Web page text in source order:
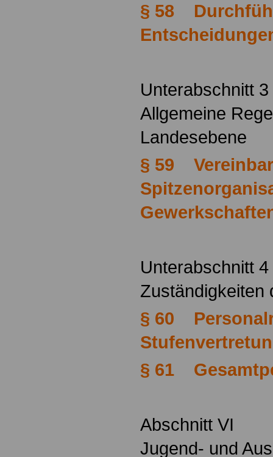
§ 58
Unterabschnitt 3
Allgemeine
Landesebene
§ 59
Unterabschnitt 4
Zuständigkeiten
§ 60
§ 61
Abschnitt VI
Jugend- und